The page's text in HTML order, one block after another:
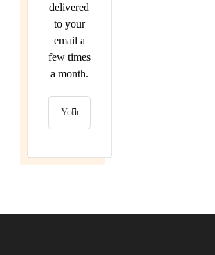
delivered
to your
email a
few times
a month.